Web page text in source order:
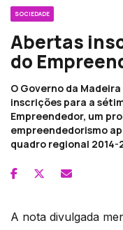
SOCIEDADE
Abertas
do
O Governo da
inscrições para a
Empreendedor, um
empreendedorismo
quadro regional 2014-
A nota divulgada